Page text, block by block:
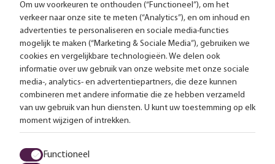
Gratis bezorging vanaf 99,-
Advies op maat
Meer dan 25.000 lampen op voorraad
4.57 uit 2853 reviews
Om uw voorkeuren te onthouden (“Functioneel”), om het
verkeer naar onze site te meten (“Analytics”), en om inhoud en
advertenties te personaliseren en sociale media-functies
mogelijk te maken (“Marketing & Sociale Media”), gebruiken we
cookies en vergelijkbare technologieën. We delen ook
informatie over uw gebruik van onze website met onze sociale
media-, analytics- en advertentiepartners, die deze kunnen
combineren met andere informatie die ze hebben verzameld
van uw gebruik van hun diensten. U kunt uw toestemming op elk
moment wijzigen of intrekken.
Functioneel